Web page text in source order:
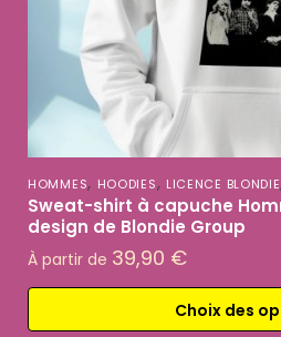
HOMMES, HOODIES, LICENCE BLONDIE
Sweat-shirt à capuche
design de Blondie Group
À partir de 39,90 €
Choix des